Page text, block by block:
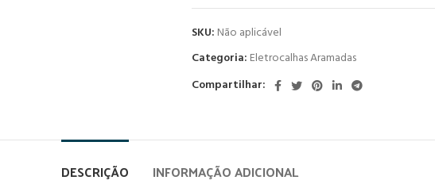
SKU: Não aplicável
Categoria: Eletrocalhas Aramadas
Compartilhar:
DESCRIÇÃO INFORMAÇÃO ADICIONAL